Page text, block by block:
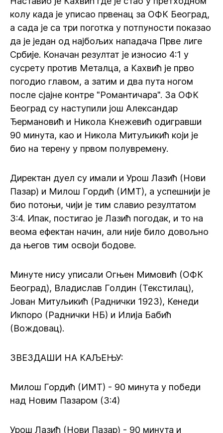
колу када је уписао првенац за ОФК Београд,
а сада је са три поготка у потпуности показао
да је један од најбољих нападача Прве лиге
Србије. Коначан резултат је износио 4:1 у
сусрету против Металца, а Кахвић је прво
погодио главом, а затим и два пута ногом
после сјајне контре "Романтичара". За ОФК
Београд су наступили још Александар
Ђермановић и Никола Кнежевић одигравши
90 минута, као и Никола Митуљикић који је
био на терену у првом полувремену.
Директан дуел су имали и Урош Лазић (Нови
Пазар) и Милош Гордић (ИМТ), а успешнији је
био потоњи, чији је тим славио резултатом
3:4. Ипак, постигао је Лазић погодак, и то на
веома ефектан начин, али није било довољно
да његов тим освоји бодове.
Минуте нису уписали Огњен Мимовић (ОФК
Београд), Владислав Голдин (Текстилац),
Јован Митуљикић (Раднички 1923), Кенеди
Икпоро (Раднички НБ) и Илија Бабић
(Вождовац).
ЗВЕЗДАШИ НА КАЉЕЊУ:
Милош Гордић (ИМТ) - 90 минута у победи
над Новим Пазаром (3:4)
Урош Лазић (Нови Пазар) - 90 минута и